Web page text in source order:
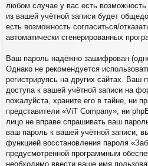
любом случае у вас есть
из вашей учётной записи будет
есть возможность согласиться/
автоматически сгенерированных
Ваш пароль надёжно зашифрован
Однако не рекомендуется
регистрируясь на других сайтах. Ваш
доступа к вашей учётной записи на
пожалуйста, храните его в тайне, ни
представители «ViT Company», ни
лицо не вправе спрашивать ваш
ваш пароль к вашей учётной записи,
функцией восстановления пароля
предусмотренной программным
необходимо ввести ваше имя